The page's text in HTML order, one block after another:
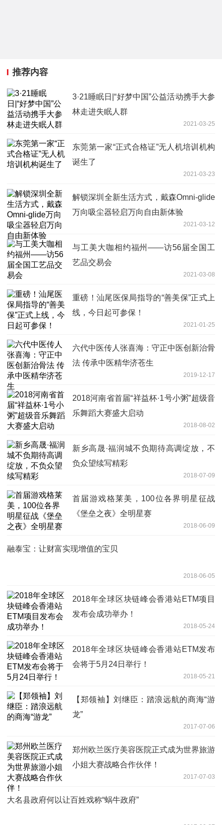
推荐内容
3·21睡眠日|“好梦中国”公益活动携手大参
林走进失眠人群
2021-03-25
东莞第一家“正式合格证”无人机培训机构
诞生了
2021-03-23
解锁深圳全新生活方式，戴森Omni-glide
万向吸尘器轻启万向自由新体验
2021-03-12
与工美大咖相约福州——访56届全国工
艺品交易会
2021-03-08
重磅！汕尾医保局指导的“善美保”正式上
线，今日起可参保！
2021-01-25
六代中医传人张喜海：守正中医创新治骨
法 传承中医精华济苍生
2019-12-17
2018河南省首届“祥益杯·1号小粥”超级音
乐舞蹈大赛盛大启动
2018-08-02
新乡高晟·福润城不负期待高调绽放，不
负众望续写精彩
2018-07-09
首届游戏格莱美，100位各界明星征战
《堡垒之夜》全明星赛
2018-06-09
融泰宝：让财富实现增值的宝贝
2018-06-05
2018年全球区块链峰会香港站ETM项目
发布会成功举办！
2018-05-24
2018年全球区块链峰会香港站ETM发布
会将于5月24日举行！
2018-05-21
【郑领袖】刘继臣：踏浪远航的商海“游
龙”
2017-07-06
郑州欧兰医疗美容医院正式成为世界旅游
小姐大赛战略合作伙伴！
2017-07-03
大名县政府何以让百姓戏称“蜗牛政府”